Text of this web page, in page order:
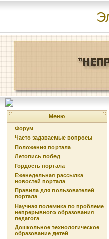
Меню
Форум
Часто задаваемые вопросы
Положения портала
Летопись побед
Гордость портала
Еженедельная рассылка
новостей портала
Правила для пользователей
портала
Научная полемика по проблеме
непрерывного образования
педагога
Дошкольное технологическое
образование детей